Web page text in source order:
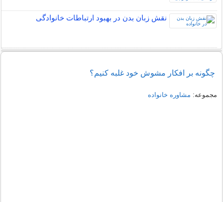
نقش زبان بدن در بهبود ارتباطات خانوادگی
چگونه بر افکار مشوش خود غلبه کنیم؟
مجموعه: مشاوره خانواده